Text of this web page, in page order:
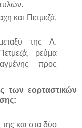
και Πετμεζά,
της Λ.
ρεύμα
προς
των εορταστικών
και στα δύο